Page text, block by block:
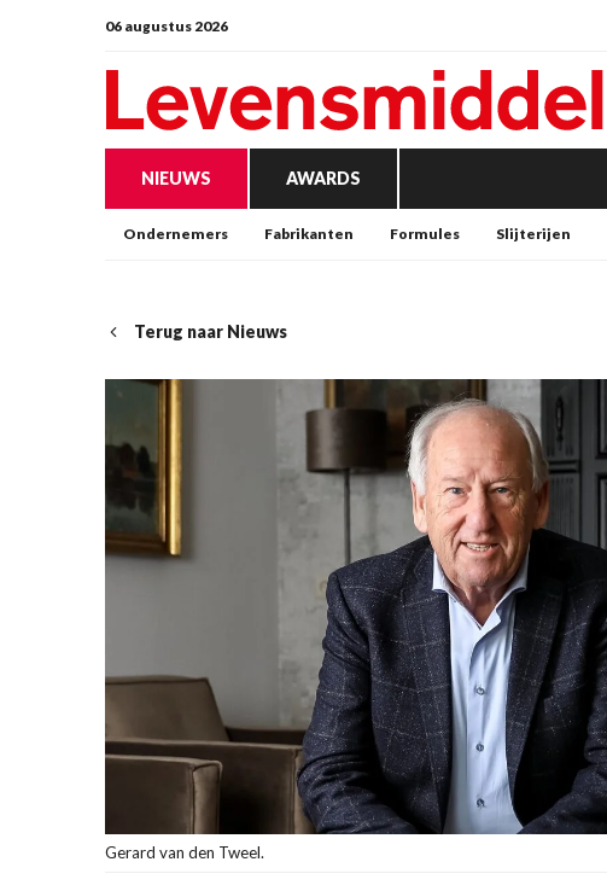
06 augustus 2026
NIEUWS AWARDS
Ondernemers Fabrikanten Formules Slijterijen
Terug naar Nieuws
Gerard van den Tweel.